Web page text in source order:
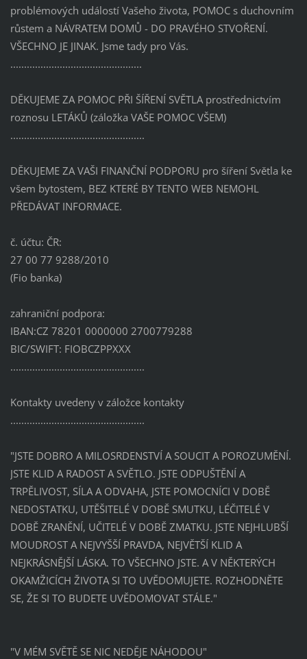
problémových událostí Vašeho života, POMOC s duchovním
růstem a NÁVRATEM DOMŮ - DO PRAVÉHO STVOŘENÍ.
VŠECHNO JE JINAK. Jsme tady pro Vás.
................................................
DĚKUJEME ZA POMOC PŘI ŠÍŘENÍ SVĚTLA prostřednictvím
roznosu LETÁKŮ (záložka VAŠE POMOC VŠEM)
.................................................
DĚKUJEME ZA VAŠI FINANČNÍ PODPORU pro šíření Světla ke
všem bytostem, BEZ KTERÉ BY TENTO WEB NEMOHL
PŘEDÁVAT INFORMACE.
č. účtu: ČR:
27 00 77 9288/2010
(Fio banka)
zahraniční podpora:
IBAN:CZ 78201 0000000 2700779288
BIC/SWIFT: FIOBCZPPXXX
.................................................
Kontakty uvedeny v záložce kontakty
.................................................
"JSTE DOBRO A MILOSRDENSTVÍ A SOUCIT A POROZUMĚNÍ.
JSTE KLID A RADOST A SVĚTLO. JSTE ODPUŠTĚNÍ A
TRPĚLIVOST, SÍLA A ODVAHA, JSTE POMOCNÍCI V DOBĚ
NEDOSTATKU, UTĚŠITELÉ V DOBĚ SMUTKU, LÉČITELÉ V
DOBĚ ZRANĚNÍ, UČITELÉ V DOBĚ ZMATKU. JSTE NEJHLUBŠÍ
MOUDROST A NEJVYŠŠÍ PRAVDA, NEJVĚTŠÍ KLID A
NEJKRÁSNĚJŠÍ LÁSKA. TO VŠECHNO JSTE. A V NĚKTERÝCH
OKAMŽICÍCH ŽIVOTA SI TO UVĚDOMUJETE. ROZHODNĚTE
SE, ŽE SI TO BUDETE UVĚDOMOVAT STÁLE."
"V MÉM SVĚTĚ SE NIC NEDĚJE NÁHODOU"